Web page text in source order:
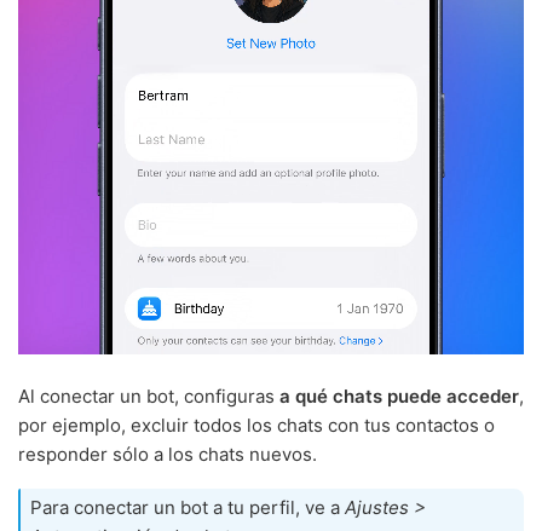
Al conectar un bot, configuras a qué chats puede acceder,
por ejemplo, excluir todos los chats con tus contactos o
responder sólo a los chats nuevos.
Para conectar un bot a tu perfil, ve a Ajustes >